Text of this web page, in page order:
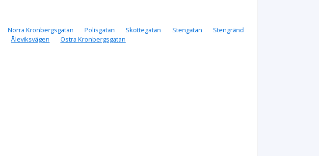
Norra Kronbergsgatan Polisgatan Skottegatan Stengatan
Stengränd
Åleviksvägen Östra Kronbergsgatan